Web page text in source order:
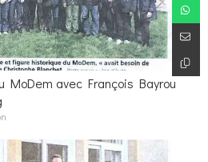
MoDem avec François Bayrou